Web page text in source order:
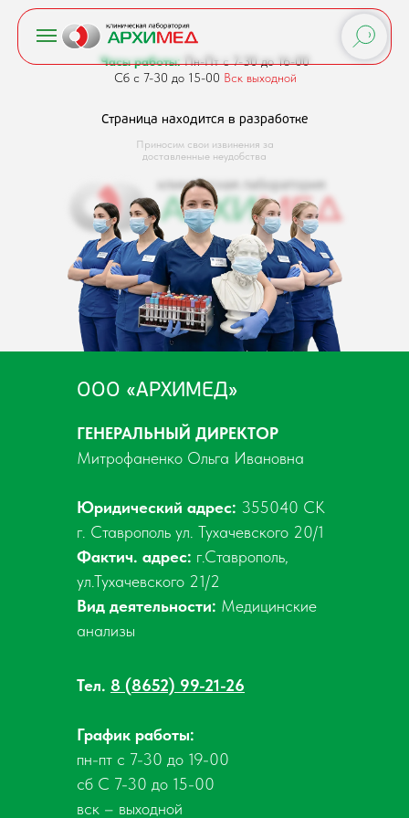
Часы работы:Пн-Пт с 7-30 до 16-00
Сб с 7-30 до 15-00 Вск выходной
Страница находится в разработке
Приносим свои извинения за
доставленные неудобства
ГЕНЕРАЛЬНЫЙ ДИРЕКТОР
Митрофаненко Ольга Ивановна
Юридический адрес: 355040 СК
г. Ставрополь ул. Тухачевского 20/1
Фактич. адрес: г.Ставрополь,
ул.Тухачевского 21/2
Вид деятельности: Медицинские
анализы
Тел. 8 (8652) 99-21-26
График работы:
пн-пт с 7-30 до 19-00
сб С 7-30 до 15-00
вск – выходной
ООО «АРХИМЕД»